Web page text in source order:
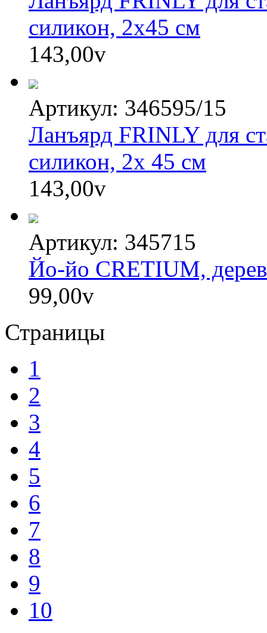
силикон, 2х45 см
143,00v
Артикул: 346595/15
Ланъярд FRINLY для
силикон, 2х 45 см
143,00v
Артикул: 345715
Йо-йо CRETIUM,
99,00v
Страницы
1
2
3
4
5
6
7
8
9
10